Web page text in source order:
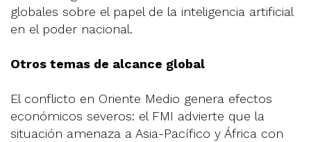
globales sobre el papel de la inteligencia artificial
en el poder nacional.
Otros temas de alcance global
El conflicto en Oriente Medio genera efectos
económicos severos: el FMI advierte que la
situación amenaza a Asia-Pacífico y África con